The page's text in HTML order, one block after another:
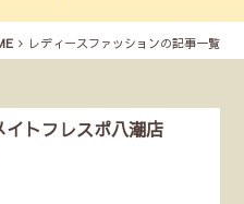
レディースファッションの記事一覧
イトフレスポ八潮店